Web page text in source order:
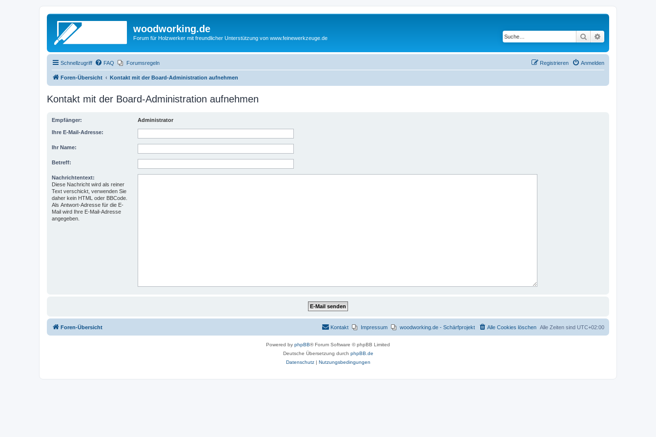
woodworking.de
Forum für Holzwerker mit freundlicher Unterstützung von www.feinewerkzeuge.de Suche
Schnellzugriff FAQ Forumsregeln Anmelden
Registrieren
Foren-Übersicht Kontakt mit der Board-Administration aufnehmen
Kontakt mit der Board-Administration aufnehmen
Empfänger: Administrator
Ihre E-Mail-Adresse:
Ihr Name:
Betreff:
Nachrichtentext:
Diese Nachricht wird als reiner
Text verschickt, verwenden Sie
daher kein HTML oder BBCode.
Als Antwort-Adresse für die E-
Mail wird Ihre E-Mail-Adresse
angegeben.
Foren-Übersicht Alle Zeiten sind UTC+02:00
Alle Cookies löschen
woodworking.de - Schärfprojekt
Impressum
Kontakt
Powered by phpBB® Forum Software © phpBB Limited
Deutsche Übersetzung durch phpBB.de
Datenschutz| Nutzungsbedingungen